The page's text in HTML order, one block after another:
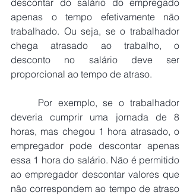
apenas o tempo efetivamente não
trabalhado. Ou seja, se o trabalhador
chega atrasado ao trabalho, o
desconto no salário deve ser
proporcional ao tempo de atraso.
deveria cumprir uma jornada de 8
horas, mas chegou 1 hora atrasado, o
empregador pode descontar apenas
essa 1 hora do salário. Não é permitido
ao empregador descontar valores que
não correspondem ao tempo de atraso